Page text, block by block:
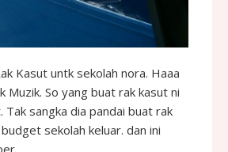
Kasut untk sekolah nora. Haaa
Muzik. So yang buat rak kasut ni
sangka dia pandai buat rak
sekolah keluar. dan ini